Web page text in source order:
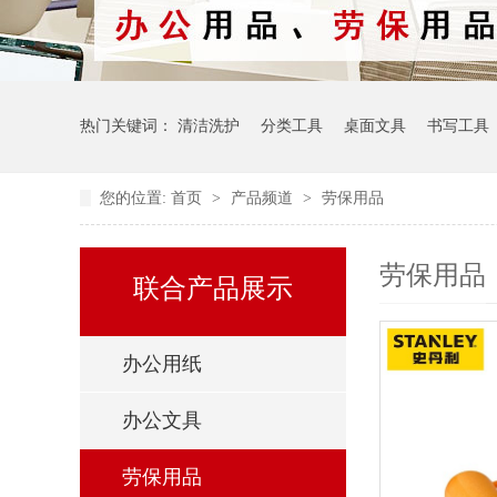
热门关键词： 清洁洗护 分类工具 桌面文具 书写工具
您的位置: 首页 > 产品频道 > 劳保用品
联合产品展示
办公用纸
办公文具
劳保用品
劳保用品